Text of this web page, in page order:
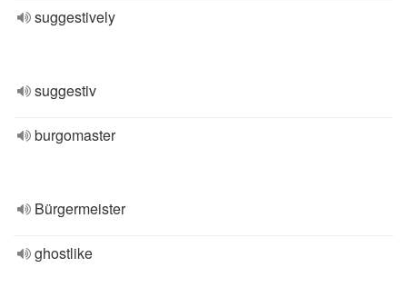
suggestively
suggestiv
burgomaster
Bürgermeister
ghostlike